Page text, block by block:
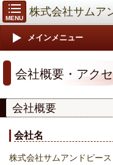
MENU
株式会社サムア
メインメニュー
会社概要・アク
会社概要
会社名
株式会社サムアンドピース